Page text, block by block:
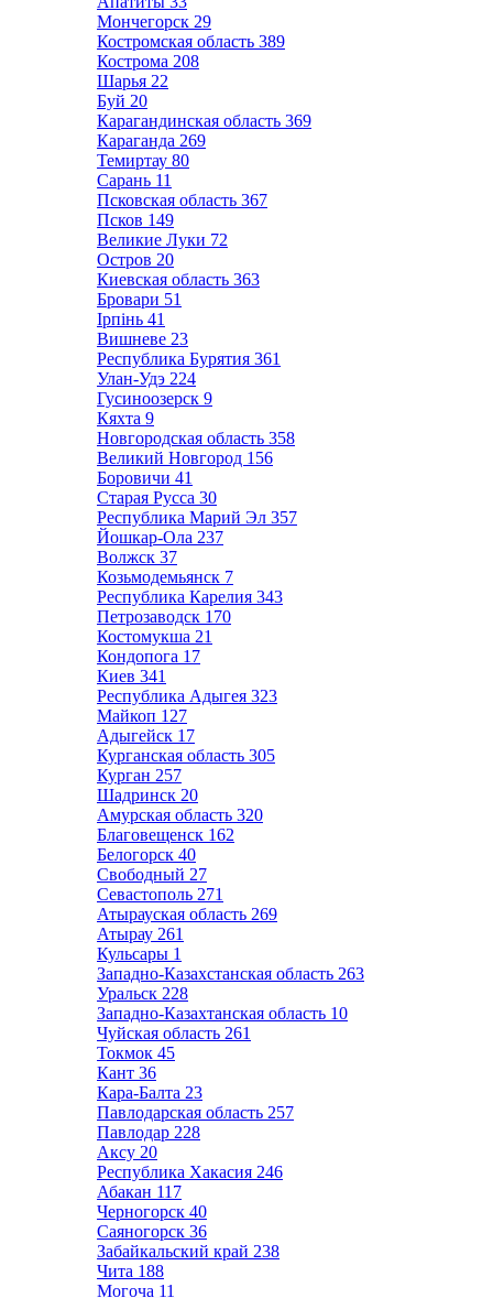
Мончегорск 29
Костромская область 389
Кострома 208
Шарья 22
Буй 20
Карагандинская область 369
Караганда 269
Темиртау 80
Сарань 11
Псковская область 367
Псков 149
Великие Луки 72
Остров 20
Киевская область 363
Бровари 51
Ірпінь 41
Вишневе 23
Республика Бурятия 361
Улан-Удэ 224
Гусиноозерск 9
Кяхта 9
Новгородская область 358
Великий Новгород 156
Боровичи 41
Старая Русса 30
Республика Марий Эл 357
Йошкар-Ола 237
Волжск 37
Козьмодемьянск 7
Республика Карелия 343
Петрозаводск 170
Костомукша 21
Кондопога 17
Киев 341
Республика Адыгея 323
Майкоп 127
Адыгейск 17
Курганская область 305
Курган 257
Шадринск 20
Амурская область 320
Благовещенск 162
Белогорск 40
Свободный 27
Севастополь 271
Атырауская область 269
Атырау 261
Кульсары 1
Западно-Казахстанская область 263
Уральск 228
Западно-Казахтанская область 10
Чуйская область 261
Токмок 45
Кант 36
Кара-Балта 23
Павлодарская область 257
Павлодар 228
Аксу 20
Республика Хакасия 246
Абакан 117
Черногорск 40
Саяногорск 36
Забайкальский край 238
Чита 188
Могоча 11